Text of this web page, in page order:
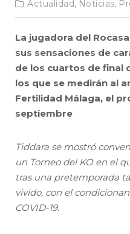
Actualidad, Noticias,
La jugadora del
sus sensaciones de
de los cuartos de final
los que se medirán al
Fertilidad Málaga, el
septiembre
Tiddara se mostró
un Torneo del KO en el
tras una pretemporada
vivido, con el
COVID-19.